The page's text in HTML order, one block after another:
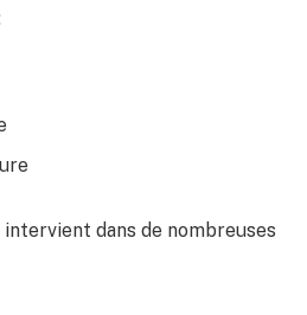
dans de nombreuses